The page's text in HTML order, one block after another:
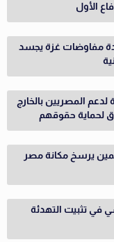
الأول
مفاوضات غزة يجسد
المصريين بالخارج
لحماية حقوقهم
يرسخ مكانة مصر
في تثبيت التهدئة